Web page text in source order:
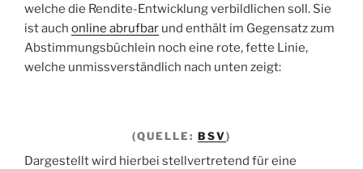
welche die Rendite-Entwicklung verbildlichen soll. Sie
ist auch online abrufbar und enthält im Gegensatz zum
Abstimmungsbüchlein noch eine rote, fette Linie,
welche unmissverständlich nach unten zeigt:
(QUELLE: BSV)
Dargestellt wird hierbei stellvertretend für eine